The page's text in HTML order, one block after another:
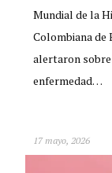
Mundial de la
Colombiana
alertaron
enfermedad…
17 mayo, 2026